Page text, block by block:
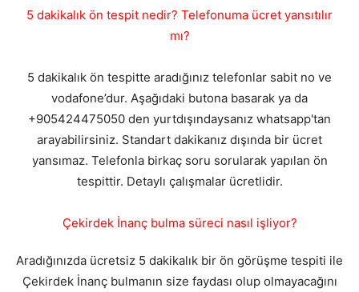
5 dakikalık ön tespit nedir? Telefonuma ücret yansıtılır
mı?
5 dakikalık ön tespitte aradığınız telefonlar sabit no ve
vodafone’dur. Aşağıdaki butona basarak ya da
+905424475050 den yurtdışındaysanız whatsapp'tan
arayabilirsiniz. Standart dakikanız dışında bir ücret
yansımaz. Telefonla birkaç soru sorularak yapılan ön
tespittir. Detaylı çalışmalar ücretlidir.
Çekirdek İnanç bulma süreci nasıl işliyor?
Aradığınızda ücretsiz 5 dakikalık bir ön görüşme tespiti ile
Çekirdek İnanç bulmanın size faydası olup olmayacağını